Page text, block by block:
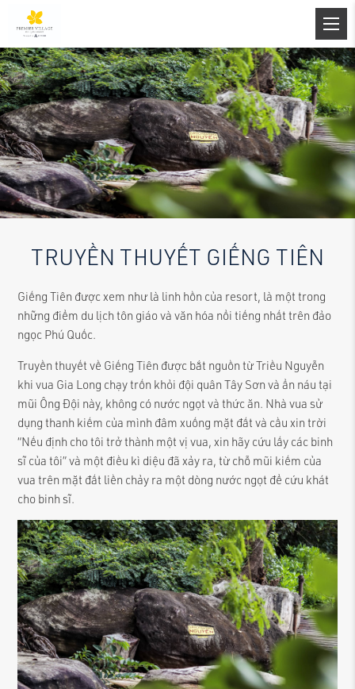
TRUYỀN THUYẾT GIẾNG TIÊN
Giếng Tiên được xem như là linh hồn của resort, là một trong
những điểm du lịch tôn giáo và văn hóa nổi tiếng nhất trên đảo
ngọc Phú Quốc.
Truyền thuyết về Giếng Tiên được bắt nguồn từ Triều Nguyễn
khi vua Gia Long chạy trốn khỏi đội quân Tây Sơn và ẩn náu tại
mũi Ông Đội này, không có nước ngọt và thức ăn. Nhà vua sử
dụng thanh kiếm của mình đâm xuống mặt đất và cầu xin trời
“Nếu định cho tôi trở thành một vị vua, xin hãy cứu lấy các binh
sĩ của tôi” và một điều kì diệu đã xảy ra, từ chỗ mũi kiếm của
vua trên mặt đất liền chảy ra một dòng nước ngọt để cứu khát
cho binh sĩ.